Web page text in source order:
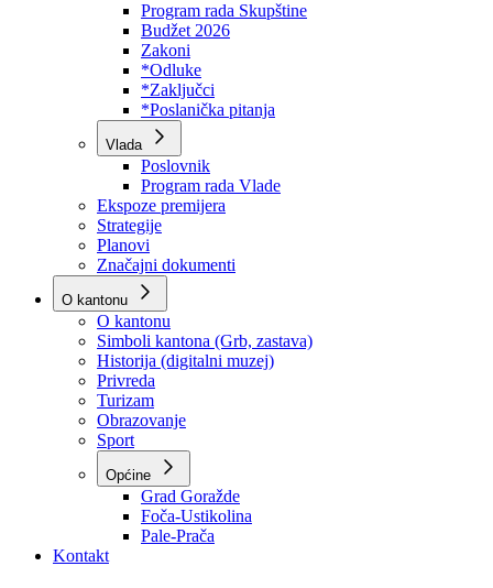
Skupština
Poslovnik
Program rada Skupštine
Budžet 2026
Zakoni
*Odluke
*Zaključci
*Poslanička pitanja
Vlada
Poslovnik
Program rada Vlade
Ekspoze premijera
Strategije
Planovi
Značajni dokumenti
O kantonu
O kantonu
Simboli kantona (Grb, zastava)
Historija (digitalni muzej)
Privreda
Turizam
Obrazovanje
Sport
Općine